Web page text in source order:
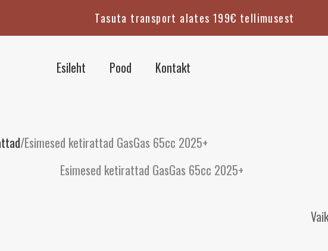
Tasuta transport alates 199€ tellimusest
Esileht Pood Kontakt
/Esimesed ketirattad GasGas 65cc 2025+
Esimesed ketirattad GasGas 65cc 2025+